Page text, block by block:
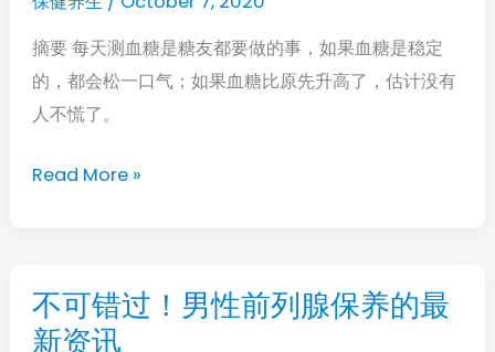
发
期
摘要 每天测血糖是糖友都要做的事，如果血糖是稳定
的，都会松一口气；如果血糖比原先升高了，估计没有
人不慌了。
血
糖
升
的
都
在
Read More »
不可错过！男性前列腺保养的最
新资讯
不
可